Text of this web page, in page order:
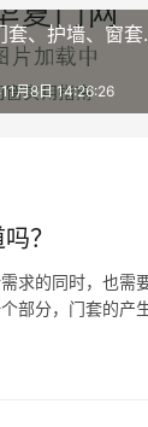
套、护墙、窗
月8日 14:26:26
？
求的同时，也需
部分，门套的产